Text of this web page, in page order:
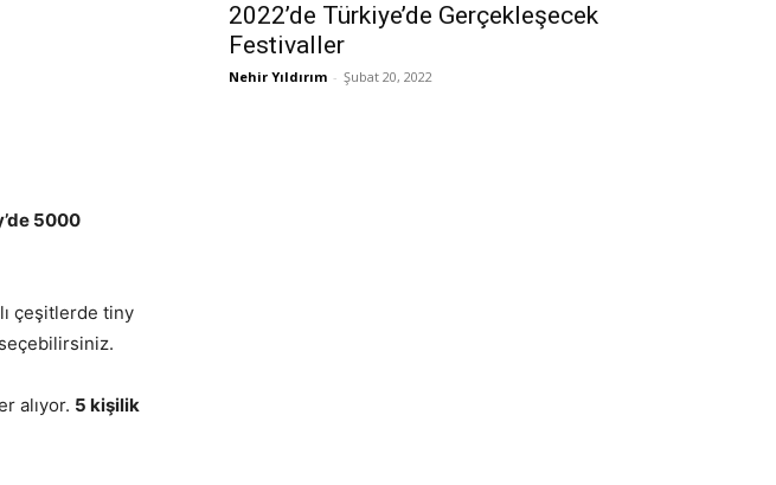
5000
çeşitlerde tiny
alıyor. 5 kişilik
2022’de Türkiye’de Gerçekleşecek
Festivaller
Nehir Yıldırım - Şubat 20, 2022